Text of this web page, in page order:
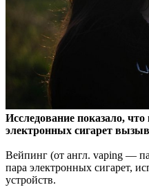
Исследование показало,
электронных сигарет
Вейпинг (от англ. vaping —
пара электронных сигарет,
устройств.